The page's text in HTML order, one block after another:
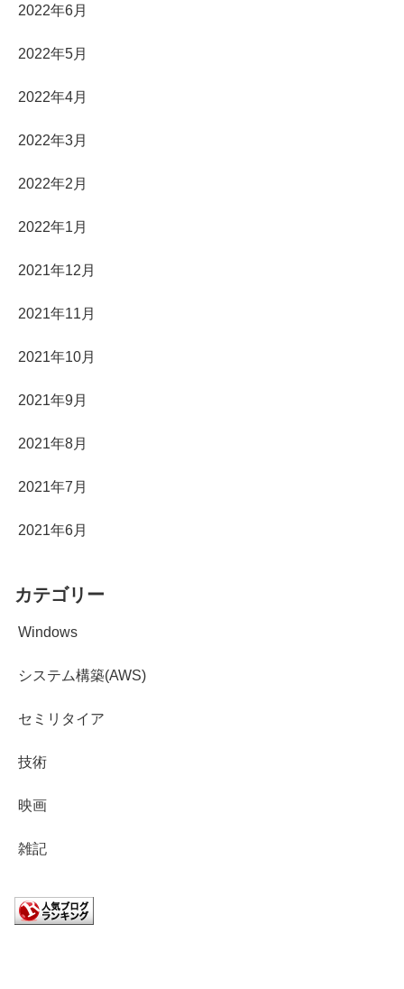
2022年6月
2022年5月
2022年4月
2022年3月
2022年2月
2022年1月
2021年12月
2021年11月
2021年10月
2021年9月
2021年8月
2021年7月
2021年6月
カテゴリー
Windows
システム構築(AWS)
セミリタイア
技術
映画
雑記